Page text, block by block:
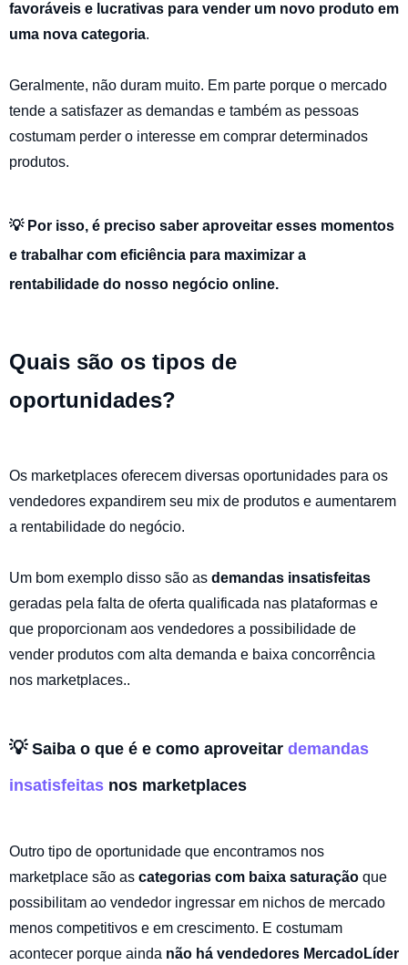
favoráveis ​​e lucrativas para vender um novo produto em
uma nova categoria.
Geralmente, não duram muito. Em parte porque o mercado
tende a satisfazer as demandas e também as pessoas
costumam perder o interesse em comprar determinados
produtos.
💡 Por isso, é preciso saber aproveitar esses momentos
e trabalhar com eficiência para maximizar a
rentabilidade do nosso negócio online.
Quais são os tipos de
oportunidades?
Os marketplaces oferecem diversas oportunidades para os
vendedores expandirem seu mix de produtos e aumentarem
a rentabilidade do negócio.
Um bom exemplo disso são as demandas insatisfeitas
geradas pela falta de oferta qualificada nas plataformas e
que proporcionam aos vendedores a possibilidade de
vender produtos com alta demanda e baixa concorrência
nos marketplaces..
💡Saiba o que é e como aproveitar demandas
insatisfeitas nos marketplaces
Outro tipo de oportunidade que encontramos nos
marketplace são as categorias com baixa saturação que
possibilitam ao vendedor ingressar em nichos de mercado
menos competitivos e em crescimento. E costumam
acontecer porque ainda não há vendedores MercadoLíder